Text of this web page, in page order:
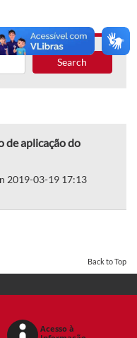
Search
de aplicação do
2019-03-19 17:13
Back to Top